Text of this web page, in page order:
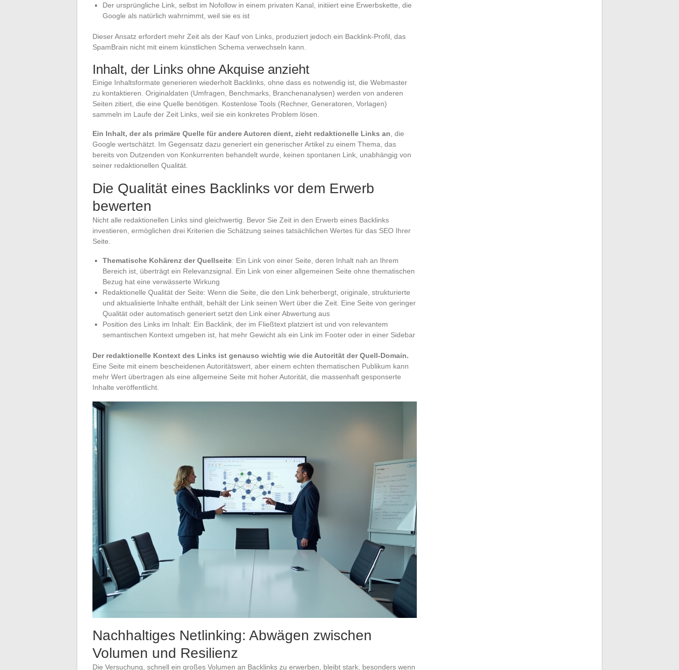
Der ursprüngliche Link, selbst im Nofollow in einem privaten Kanal, initiiert eine Erwerbskette, die
Google als natürlich wahrnimmt, weil sie es ist
Dieser Ansatz erfordert mehr Zeit als der Kauf von Links, produziert jedoch ein Backlink-Profil, das
SpamBrain nicht mit einem künstlichen Schema verwechseln kann.
Inhalt, der Links ohne Akquise anzieht
Einige Inhaltsformate generieren wiederholt Backlinks, ohne dass es notwendig ist, die Webmaster
zu kontaktieren. Originaldaten (Umfragen, Benchmarks, Branchenanalysen) werden von anderen
Seiten zitiert, die eine Quelle benötigen. Kostenlose Tools (Rechner, Generatoren, Vorlagen)
sammeln im Laufe der Zeit Links, weil sie ein konkretes Problem lösen.
Ein Inhalt, der als primäre Quelle für andere Autoren dient, zieht redaktionelle Links an , die
Google wertschätzt. Im Gegensatz dazu generiert ein generischer Artikel zu einem Thema, das
bereits von Dutzenden von Konkurrenten behandelt wurde, keinen spontanen Link, unabhängig von
seiner redaktionellen Qualität.
Die Qualität eines Backlinks vor dem Erwerb
bewerten
Nicht alle redaktionellen Links sind gleichwertig. Bevor Sie Zeit in den Erwerb eines Backlinks
investieren, ermöglichen drei Kriterien die Schätzung seines tatsächlichen Wertes für das SEO Ihrer
Seite.
Thematische Kohärenz der Quellseite: Ein Link von einer Seite, deren Inhalt nah an Ihrem
Bereich ist, überträgt ein Relevanzsignal. Ein Link von einer allgemeinen Seite ohne thematischen
Bezug hat eine verwässerte Wirkung
Redaktionelle Qualität der Seite: Wenn die Seite, die den Link beherbergt, originale, strukturierte
und aktualisierte Inhalte enthält, behält der Link seinen Wert über die Zeit. Eine Seite von geringer
Qualität oder automatisch generiert setzt den Link einer Abwertung aus
Position des Links im Inhalt: Ein Backlink, der im Fließtext platziert ist und von relevantem
semantischen Kontext umgeben ist, hat mehr Gewicht als ein Link im Footer oder in einer Sidebar
Der redaktionelle Kontext des Links ist genauso wichtig wie die Autorität der Quell-Domain.
Eine Seite mit einem bescheidenen Autoritätswert, aber einem echten thematischen Publikum kann
mehr Wert übertragen als eine allgemeine Seite mit hoher Autorität, die massenhaft gesponserte
Inhalte veröffentlicht.
Nachhaltiges Netlinking: Abwägen zwischen
Volumen und Resilienz
Die Versuchung, schnell ein großes Volumen an Backlinks zu erwerben, bleibt stark, besonders wenn